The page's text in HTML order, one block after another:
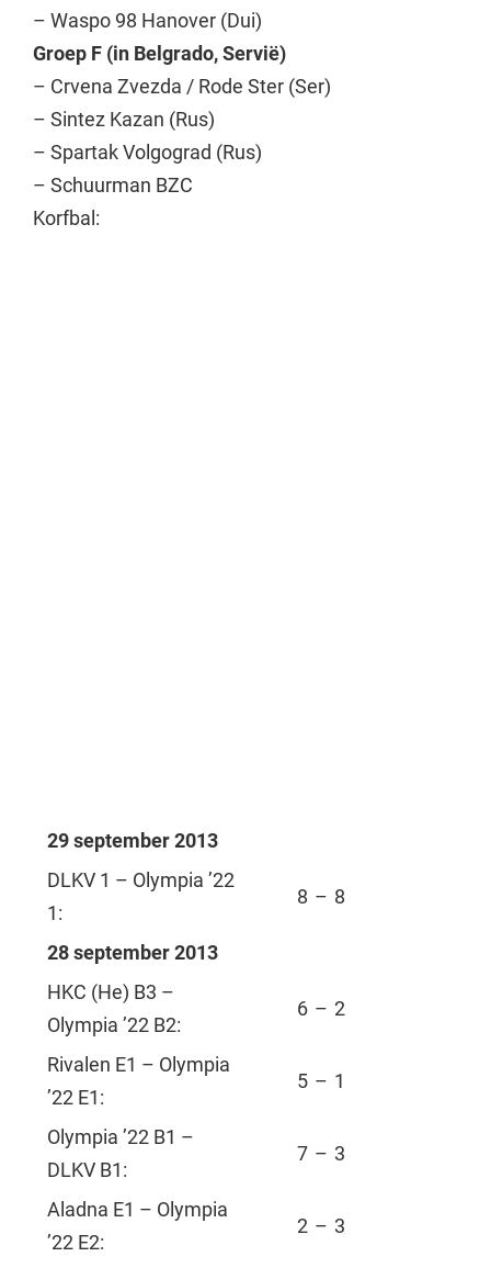
– Waspo 98 Hanover (Dui)
Groep F (in Belgrado, Servië)
– Crvena Zvezda / Rode Ster (Ser)
– Sintez Kazan (Rus)
– Spartak Volgograd (Rus)
– Schuurman BZC
Korfbal:
29 september 2013
DLKV 1 – Olympia ’22
1:
8 – 8
28 september 2013
HKC (He) B3 –
Olympia ’22 B2:
6 – 2
Rivalen E1 – Olympia
’22 E1:
5 – 1
Olympia ’22 B1 –
DLKV B1:
7 – 3
Aladna E1 – Olympia
’22 E2:
2 – 3